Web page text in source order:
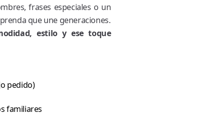
frases especiales o un
que une generaciones.
estilo y ese toque
pedido)
familiares